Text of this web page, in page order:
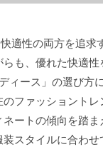
適性の両方を追求
も、優れた快適
ィース」の選び方
のファッショント
ートの傾向を踏
スタイルに合わ